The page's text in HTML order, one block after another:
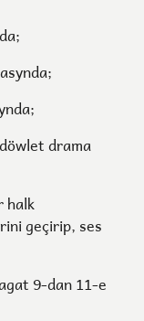
drama
halk
geçirip, ses
9-dan 11-e